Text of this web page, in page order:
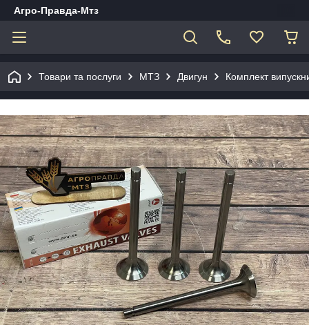
Агро-Правда-Мтз
Товари та послуги МТЗ Двигун Комплект